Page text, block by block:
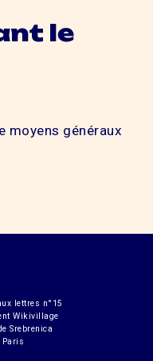
le
moyens généraux
lettres n°15
Wikivillage
Srebrenica
Paris